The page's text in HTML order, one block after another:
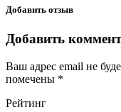
Добавить отзыв
Добавить
Ваш адрес email не
помечены *
Рейтинг